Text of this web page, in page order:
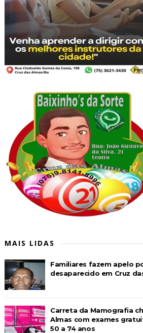
MAIS LIDAS
Familiares fazem apelo
desaparecido em Cruz
Carreta da Mamografia
Almas com exames
50 a 74 anos